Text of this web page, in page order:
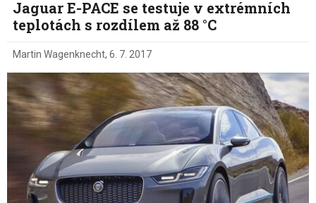
Jaguar E-PACE se testuje v extrémních
teplotách s rozdílem až 88 °C
Martin Wagenknecht, 6. 7. 2017